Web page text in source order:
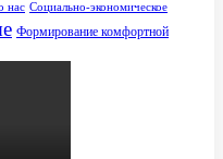
нас Социально-экономическое
Формирование комфортной